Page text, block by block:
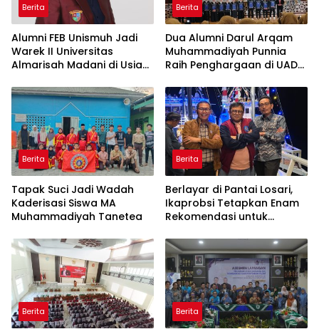
Berita
Alumni FEB Unismuh Jadi
Warek II Universitas
Almarisah Madani di Usia
Berita
Dua Alumni Darul Arqam
Muhammadiyah Punnia
Raih Penghargaan di UAD
Berita
Tapak Suci Jadi Wadah
Kaderisasi Siswa MA
Muhammadiyah Tanetea
Berita
Berlayar di Pantai Losari,
Ikaprobsi Tetapkan Enam
Rekomendasi untuk
Berita Berita